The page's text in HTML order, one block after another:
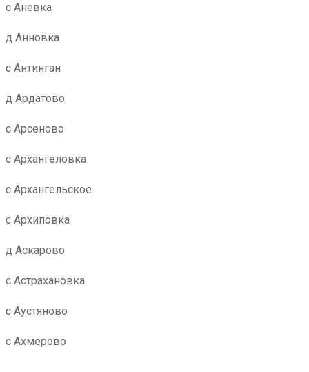
с Аневка
д Анновка
с Антинган
д Ардатово
с Арсеново
с Архангеловка
с Архангельское
с Архиповка
д Аскарово
с Астрахановка
с Аустяново
с Ахмерово